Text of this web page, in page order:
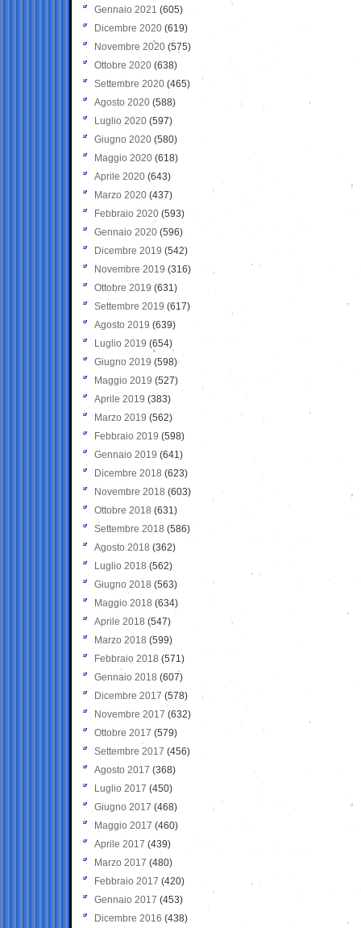
Gennaio 2021 (605)
Dicembre 2020 (619)
Novembre 2020 (575)
Ottobre 2020 (638)
Settembre 2020(465)
Agosto 2020 (588)
Luglio 2020 (597)
Giugno 2020 (580)
Maggio 2020 (618)
Aprile 2020 (643)
Marzo 2020 (437)
Febbraio 2020 (593)
Gennaio 2020 (596)
Dicembre 2019 (542)
Novembre 2019 (316)
Ottobre 2019 (631)
Settembre 2019 (617)
Agosto 2019 (639)
Luglio 2019 (654)
Giugno 2019 (598)
Maggio 2019 (527)
Aprile 2019 (383)
Marzo 2019 (562)
Febbraio 2019 (598)
Gennaio 2019 (641)
Dicembre 2018 (623)
Novembre 2018 (603)
Ottobre 2018 (631)
Settembre 2018 (586)
Agosto 2018 (362)
Luglio 2018 (562)
Giugno 2018 (563)
Maggio 2018 (634)
Aprile 2018 (547)
Marzo 2018 (599)
Febbraio 2018 (571)
Gennaio 2018 (607)
Dicembre 2017 (578)
Novembre 2017 (632)
Ottobre 2017 (579)
Settembre 2017 (456)
Agosto 2017 (368)
Luglio 2017 (450)
Giugno 2017 (468)
Maggio 2017 (460)
Aprile 2017 (439)
Marzo 2017 (480)
Febbraio 2017 (420)
Gennaio 2017 (453)
Dicembre 2016 (438)